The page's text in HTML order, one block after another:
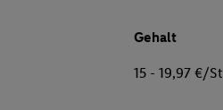
Gehalt
15 - 19,97 €/